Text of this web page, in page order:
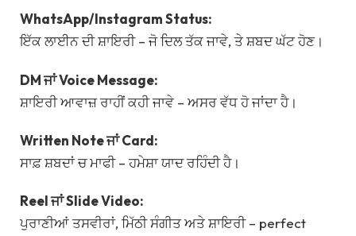
WhatsApp/Instagram Status:
ਇੱਕ ਲਾਈਨ ਦੀ ਸ਼ਾਇਰੀ – ਜੋ ਦਿਲ ਤੱਕ ਜਾਵੇ, ਤੇ ਸ਼ਬਦ ਘੱਟ ਹੋਣ।
DM ਜਾਂ Voice Message:
ਸ਼ਾਇਰੀ ਆਵਾਜ਼ ਰਾਹੀਂ ਕਹੀ ਜਾਵੇ – ਅਸਰ ਵੱਧ ਹੋ ਜਾਂਦਾ ਹੈ।
Written Note ਜਾਂ Card:
ਸਾਫ਼ ਸ਼ਬਦਾਂ ਚ ਮਾਫੀ – ਹਮੇਸ਼ਾ ਯਾਦ ਰਹਿੰਦੀ ਹੈ।
Reel ਜਾਂ Slide Video:
ਪੁਰਾਣੀਆਂ ਤਸਵੀਰਾਂ, ਮਿੱਠੀ ਸੰਗੀਤ ਅਤੇ ਸ਼ਾਇਰੀ – perfect